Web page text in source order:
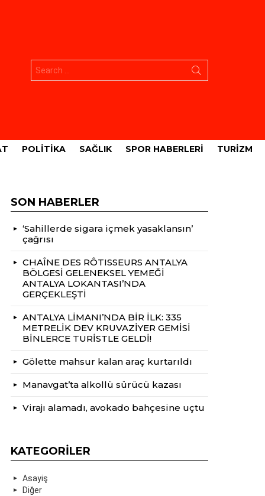
POLITIKA SAĞLIK SPOR HABERLERI TURIZM
SON HABERLER
‘Sahillerde sigara içmek yasaklansın’
çağrısı
CHAÎNE DES RÔTISSEURS ANTALYA
BÖLGESİ GELENEKSEL YEMEĞİ
ANTALYA LOKANTASI’NDA
GERÇEKLEŞTİ
ANTALYA LİMANI’NDA BİR İLK: 335
METRELİK DEV KRUVAZİYER GEMİSİ
BİNLERCE TURİSTLE GELDİ!
Gölette mahsur kalan araç kurtarıldı
Manavgat’ta alkollü sürücü kazası
Virajı alamadı, avokado bahçesine uçtu
KATEGORILER
Asayiş
Diğer